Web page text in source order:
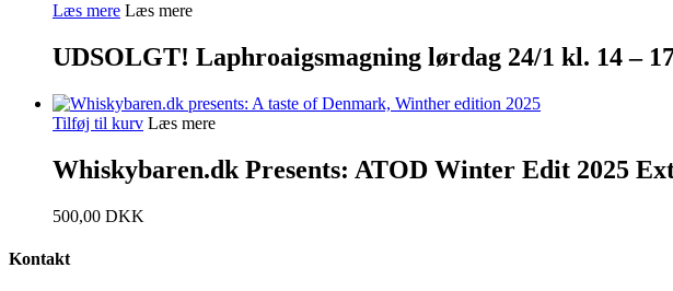
Læs mere Læs mere
UDSOLGT! Laphroaigsmagning lørdag 24/1 kl. 14 –
Tilføj til kurv Læs mere
Whiskybaren.dk Presents: ATOD Winter Edit 2025
500,00 DKK
Kontakt